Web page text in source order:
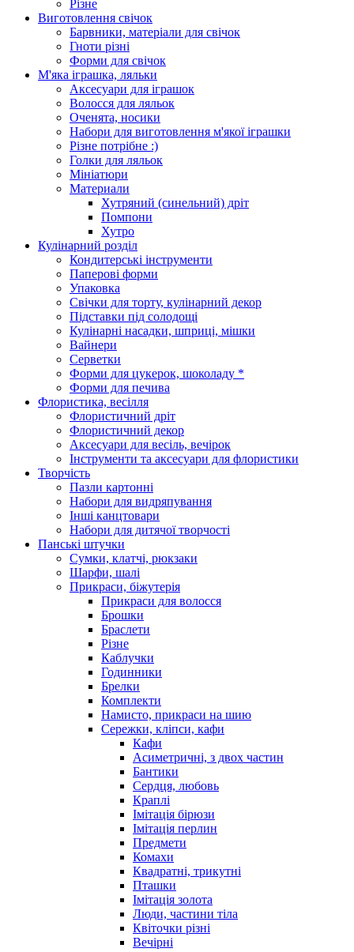
Різне
Виготовлення свічок
Барвники, матеріали для свічок
Гноти різні
Форми для свічок
М'яка іграшка, ляльки
Аксесуари для іграшок
Волосся для ляльок
Оченята, носики
Набори для виготовлення м'якої іграшки
Різне потрібне :)
Голки для ляльок
Мініатюри
Материали
Хутряний (синельний) дріт
Помпони
Хутро
Кулінарний розділ
Кондитерські інструменти
Паперові форми
Упаковка
Свічки для торту, кулінарний декор
Підставки під солодощі
Кулінарні насадки, шприці, мішки
Вайнери
Серветки
Форми для цукерок, шоколаду *
Форми для печива
Флористика, весілля
Флористичний дріт
Флористичний декор
Аксесуари для весіль, вечірок
Інструменти та аксесуари для флористики
Творчість
Пазли картонні
Набори для видряпування
Інші канцтовари
Набори для дитячої творчості
Панські штучки
Сумки, клатчі, рюкзаки
Шарфи, шалі
Прикраси, біжутерія
Прикраси для волосся
Брошки
Браслети
Різне
Каблучки
Годинники
Брелки
Комплекти
Намисто, прикраси на шию
Сережки, кліпси, кафи
Кафи
Асиметричні, з двох частин
Бантики
Сердця, любовь
Краплі
Імітація бірюзи
Імітація перлин
Предмети
Комахи
Квадратні, трикутні
Пташки
Імітація золота
Люди, частини тіла
Квіточки різні
Вечірні